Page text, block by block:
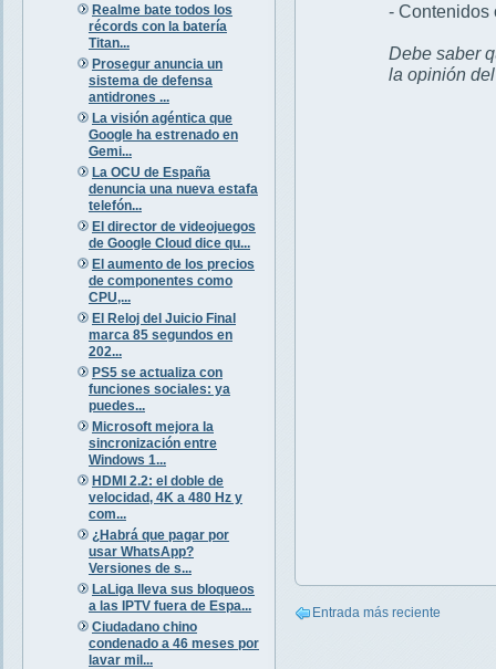
Realme bate todos los
récords con la batería
Titan...
Prosegur anuncia un
sistema de defensa
antidrones ...
La visión agéntica que
Google ha estrenado en
Gemi...
La OCU de España
denuncia una nueva estafa
telefón...
El director de videojuegos
de Google Cloud dice qu...
El aumento de los precios
de componentes como
CPU,...
El Reloj del Juicio Final
marca 85 segundos en
202...
PS5 se actualiza con
funciones sociales: ya
puedes...
Microsoft mejora la
sincronización entre
Windows 1...
HDMI 2.2: el doble de
velocidad, 4K a 480 Hz y
com...
¿Habrá que pagar por
usar WhatsApp?
Versiones de s...
LaLiga lleva sus bloqueos
a las IPTV fuera de Espa...
Ciudadano chino
condenado a 46 meses por
lavar mil...
- Contenidos
Debe saber
la opinión
Entrada más reciente